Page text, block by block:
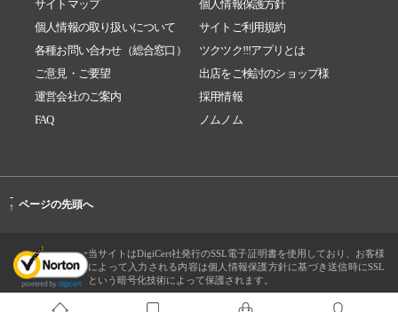
サイトマップ
個人情報保護方針
個人情報の取り扱いについて
サイトご利用規約
各種お問い合わせ（総合窓口）
ツクツク!!!アプリとは
ご意見・ご要望
出店をご検討のショップ様
運営会社のご案内
採用情報
FAQ
ノムノム
-
↑ ページの先頭へ
当サイトはDigiCert社発行のSSL電子証明書を使用しており、お客様
によって入力される内容は個人情報保護方針に基づき送信時にSSL
という暗号化技術によって保護されます。